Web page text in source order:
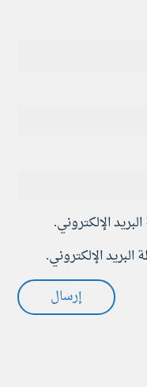
الإلكتروني.
الإلكتروني.